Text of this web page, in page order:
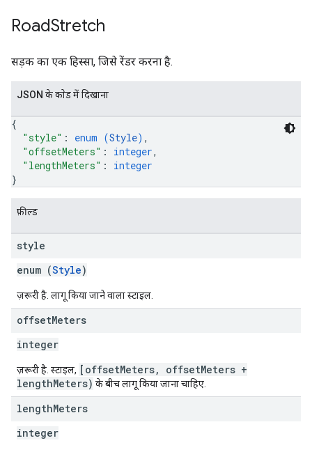
RoadStretch
सड़क का एक हिस्सा, जिसे रेंडर करना है.
JSON के काेड में दिखाना
{
"style" : enum (Style) ,
"offsetMeters" : integer,
"lengthMeters" : integer
}
फ़ील्ड
style
enum (Style)
ज़रूरी है. लागू किया जाने वाला स्टाइल.
offsetMeters
integer
ज़रूरी है. स्टाइल, [offsetMeters, offsetMeters +
lengthMeters) के बीच लागू किया जाना चाहिए.
lengthMeters
integer